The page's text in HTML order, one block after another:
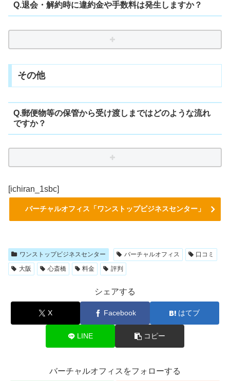
Q.退会・解約時に違約金や手数料は発生しますか？
その他
Q.郵便物等の保管から受け渡しまではどのような流れ
ですか？
[ichiran_1sbc]
バーチャルオフィス「ワンストップビジネスセンター」
ワンストップビジネスセンター バーチャルオフィス
口コミ
大阪
心斎橋 料金 評判
シェアする
X Facebook はてブ
LINE コピー
バーチャルオフィスをフォローする